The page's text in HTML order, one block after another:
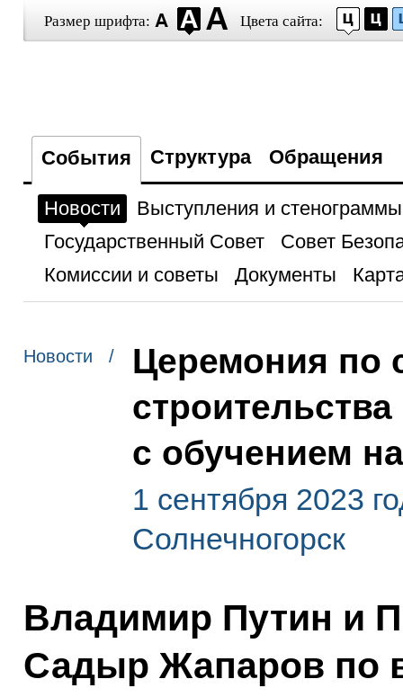
Размер шрифта: Цвета сайта:
События Структура Обращения
Новости
Выступления и стенограммы
Государственный Совет
Совет
Комиссии и советы
Документы
Новости /
Церемония по
с обучением
1 сентября 2023
Солнечногорск
Владимир Путин и
Садыр Жапаров по